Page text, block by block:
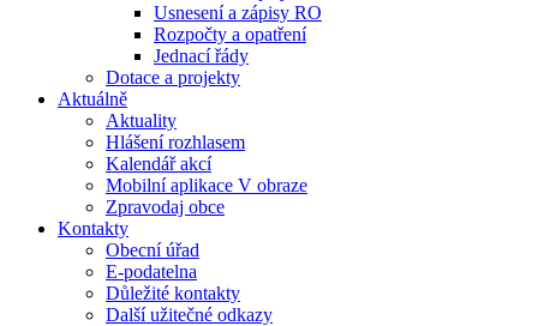
Usnesení a zápisy RO
Rozpočty a opatření
Jednací řády
Dotace a projekty
Aktuálně
Aktuality
Hlášení rozhlasem
Kalendář akcí
Mobilní aplikace V obraze
Zpravodaj obce
Kontakty
Obecní úřad
E-podatelna
Důležité kontakty
Další užitečné odkazy